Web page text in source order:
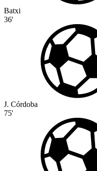
Batxi
36'
J. Córdoba
75'